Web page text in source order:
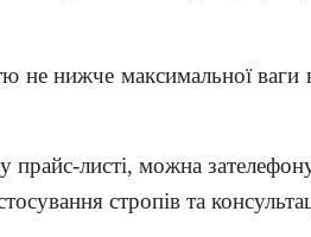
не нижче максимальної ваги
прайс-листі, можна
стропів та